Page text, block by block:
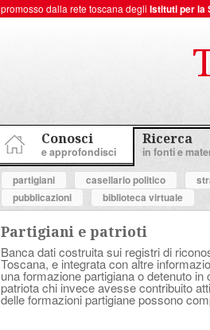
promosso dalla rete toscana degli Istituti per la
Conosci
e approfondisci
Ricerca
in fonti e
partigiani
casellario politico
pubblicazioni
biblioteca virtuale
Partigiani e patrioti
Banca dati costruita sui registri di
Toscana, e integrata con altre
una formazione partigiana o detenuto
patriota chi invece avesse contribuito
delle formazioni partigiane possono